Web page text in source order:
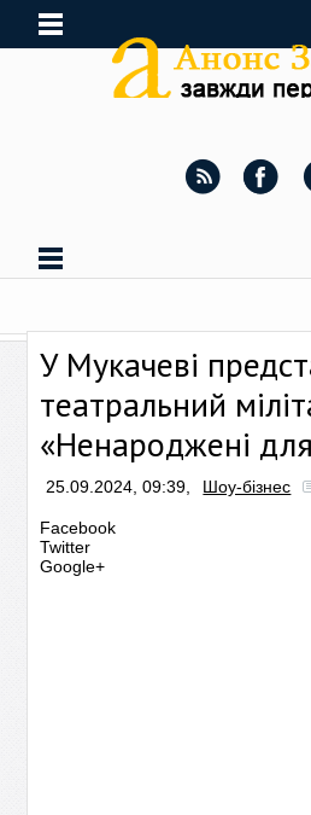
У Мукачеві
театральний
«Ненароджені
25.09.2024, 09:39, Шоу-бізнес
Facebook
Twitter
Google+